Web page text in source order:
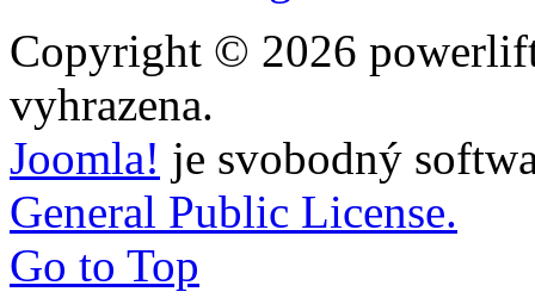
Copyright © 2026
vyhrazena.
Joomla! je svobodný
General Public License.
Go to Top